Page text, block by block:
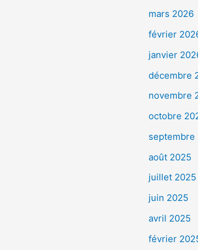
mars 2026
février
janvier
décembre
novembre
octobre
septembre
août 2025
juillet 2025
juin 2025
avril 2025
février